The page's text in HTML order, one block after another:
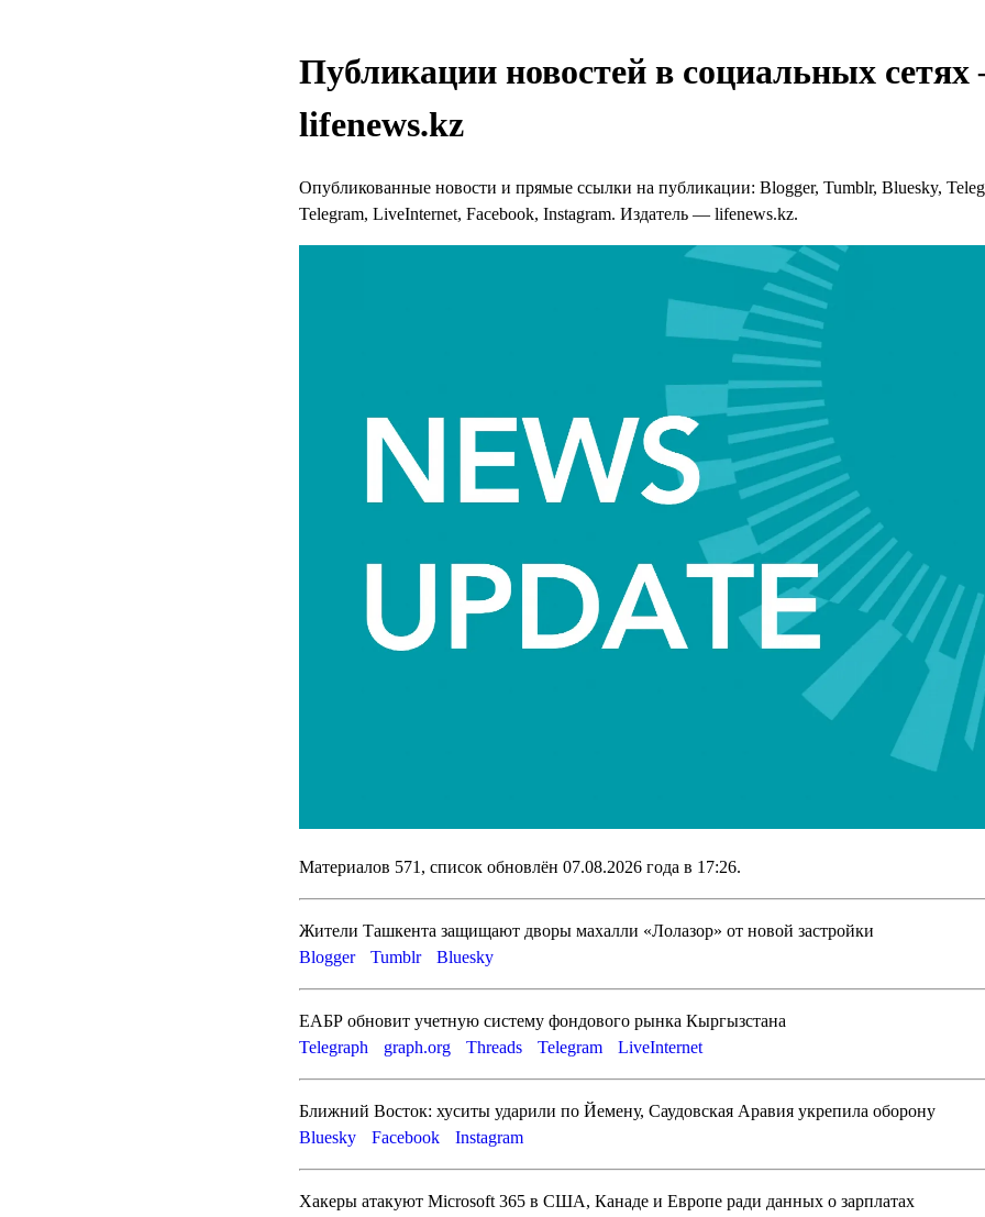
Публикации новостей в социальных
lifenews.kz
Опубликованные новости и прямые ссылки на публикации: Blogger, Tumblr, Bluesky,
Telegram, LiveInternet, Facebook, Instagram. Издатель — lifenews.kz.
Материалов 571, список обновлён 07.08.2026 года в 17:26.
Жители Ташкента защищают дворы махалли «Лолазор» от новой застройки
Blogger
Tumblr Bluesky
ЕАБР обновит учетную систему фондового рынка Кыргызстана
Telegraph
graph.org Threads Telegram LiveInternet
Ближний Восток: хуситы ударили по Йемену, Саудовская Аравия укрепила оборону
Bluesky
Facebook Instagram
Хакеры атакуют Microsoft 365 в США, Канаде и Европе ради данных о зарплатах